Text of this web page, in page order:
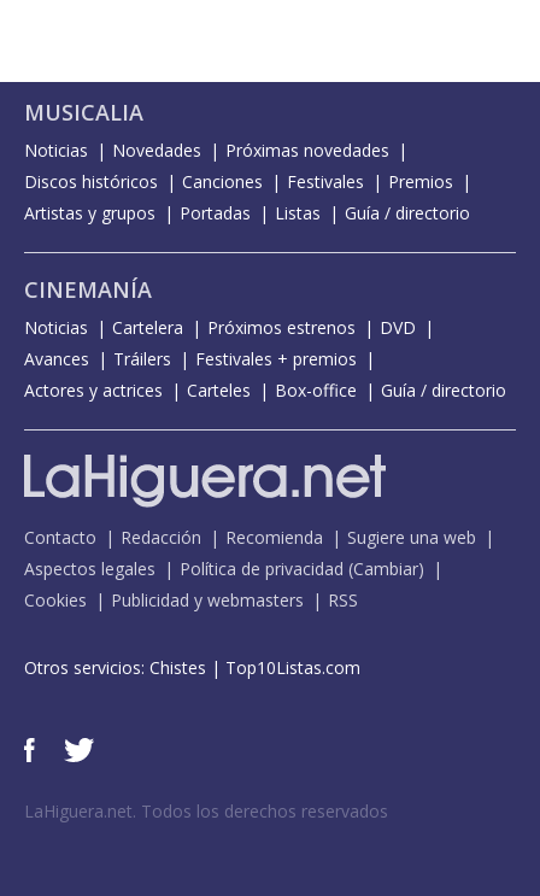
MUSICALIA
Noticias Novedades
Próximas novedades
Discos históricos
Canciones Festivales
Premios
Artistas y grupos
Portadas Listas Guía / directorio
CINEMANÍA
Noticias Cartelera Próximos estrenos
DVD
Avances
Tráilers
Festivales + premios
Actores y actrices
Carteles Box-office Guía / directorio
Contacto Redacción Recomienda
Sugiere una web
Aspectos legales
Política de privacidad (Cambiar)
Cookies
Publicidad y webmasters RSS
Otros servicios: Chistes | Top10Listas.com
LaHiguera.net. Todos los derechos reservados